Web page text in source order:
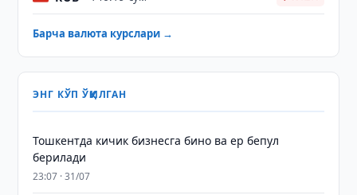
Барча валюта курслари →
ЭНГ КЎП ЎҚИЛГАН
Тошкентда кичик бизнесга бино ва ер бепул
берилади
23:07 · 31/07